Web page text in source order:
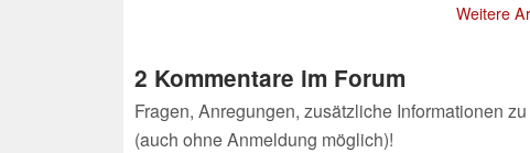
Weitere
2 Kommentare im Forum
Fragen, Anregungen, zusätzliche Informationen
(auch ohne Anmeldung möglich)!